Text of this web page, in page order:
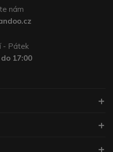
nám
- Pátek
17:00